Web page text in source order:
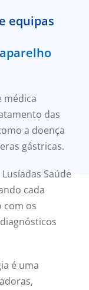
equipas
médica
das
a doença
gástricas.
Saúde
cada
com os
é uma